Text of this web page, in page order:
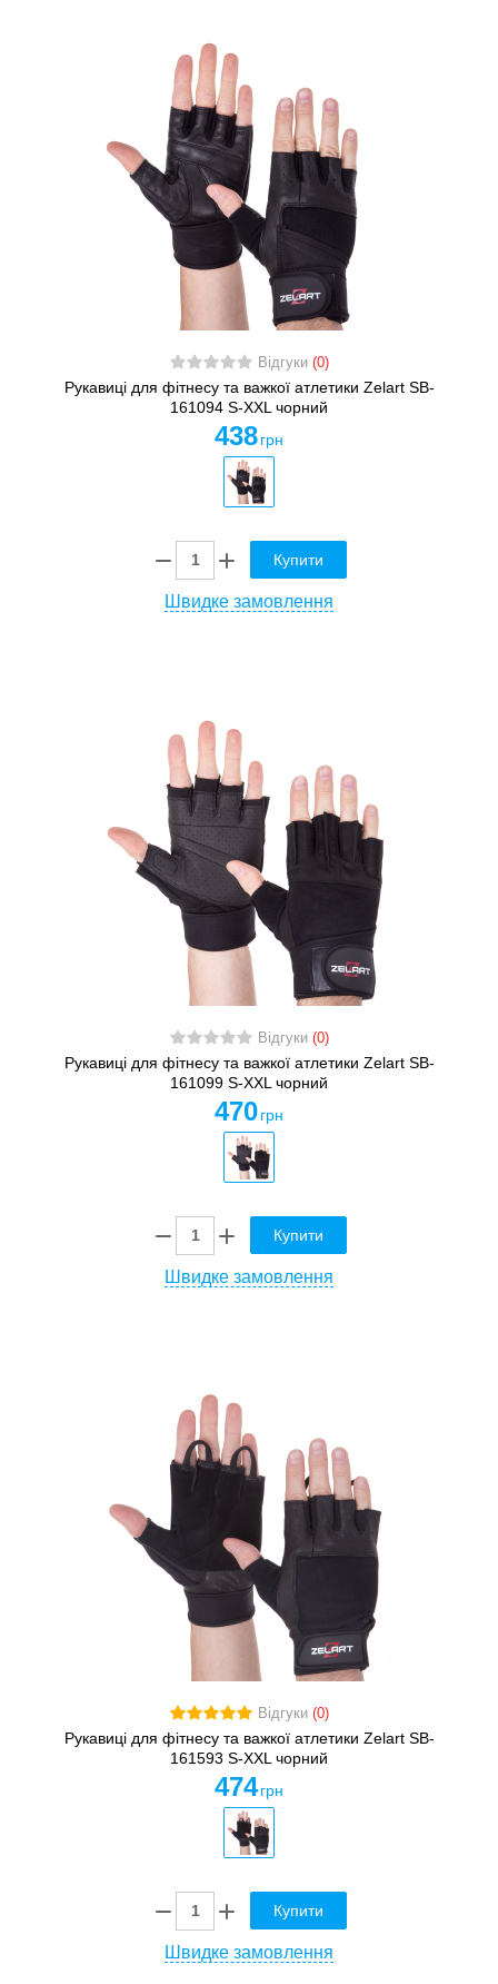
Відгуки (0)
Рукавиці для фітнесу та важкої атлетики Zelart SB-
161094 S-XXL чорний
438 грн
Купити
Швидке замовлення
Відгуки (0)
Рукавиці для фітнесу та важкої атлетики Zelart SB-
161099 S-XXL чорний
470 грн
Купити
Швидке замовлення
Відгуки (0)
Рукавиці для фітнесу та важкої атлетики Zelart SB-
161593 S-XXL чорний
474 грн
Купити
Швидке замовлення